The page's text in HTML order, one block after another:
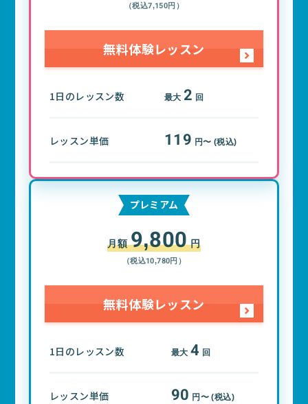
（税込7,150円）
無料体験レッスン
1日のレッスン数 最大 2 回
レッスン単価 119 円〜 (税込)
プレミアム
月額9,800円
（税込10,780円）
無料体験レッスン
1日のレッスン数 最大4 回
レッスン単価 90 円〜 (税込)